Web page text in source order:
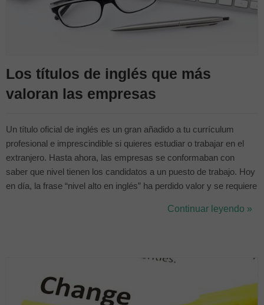
Los títulos de inglés que más
valoran las empresas
Un título oficial de inglés es un gran añadido a tu currículum
profesional e imprescindible si quieres estudiar o trabajar en el
extranjero. Hasta ahora, las empresas se conformaban con
saber que nivel tienen los candidatos a un puesto de trabajo. Hoy
en día, la frase “nivel alto en inglés” ha perdido valor y se requiere
mejor título de inglés para trabajar? Te lo explicamos en ...
Continuar leyendo »